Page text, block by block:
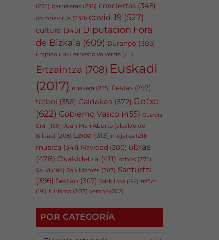
(225) carreteras (236) conciertos (348)
coronavirus (238) covid-19 (527)
cultura (345) Diputación Foral
de Bizkaia (609) Durango (305)
Empleo (197) ernesto valverde (211)
Ertzaintza (708) Euskadi
(2017) euskera (235) fiestas (297)
fútbol (356) Galdakao (372) Getxo
(622) Gobierno Vasco (455) Guardia
Civil (180) Juan Mari Aburto (alcalde de
Bilbao) (208) Leioa (313) mujeres (211)
musica (341) Navidad (300) obras
(478) Osakidetza (411) robos (271)
Salud (186) San Mamés (207) Santurtzi
(396) Sestao (307) Telebilbao (182) tráfico
(191) turismo (207) verano (202)
POR CATEGORÍA